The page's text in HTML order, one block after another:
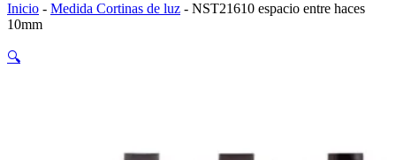
Inicio - Medida Cortinas de luz - NST21610 espacio entre haces
10mm
🔍